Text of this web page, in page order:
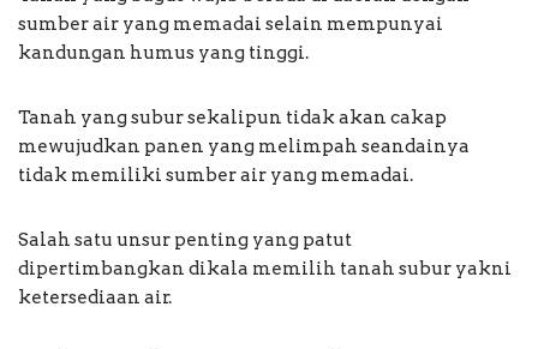
sumber air yang memadai selain mempunyai
kandungan humus yang tinggi.
Tanah yang subur sekalipun tidak akan cakap
mewujudkan panen yang melimpah seandainya
tidak memiliki sumber air yang memadai.
Salah satu unsur penting yang patut
dipertimbangkan dikala memilih tanah subur yakni
ketersediaan air.